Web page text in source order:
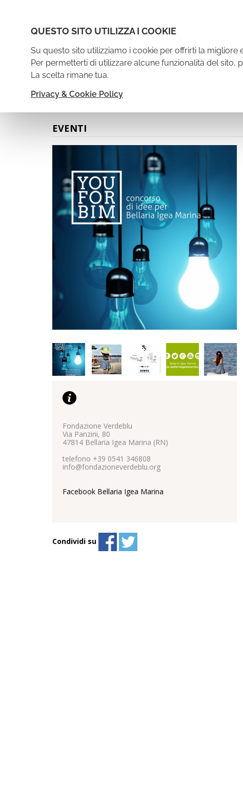
QUESTO SITO UTILIZZA I COOKIE
Su questo sito utilizziamo i cookie per offrirti la migliore
Per permetterti di utilizzare alcune funzionalità del sito,
La scelta rimane tua.
Privacy & Cookie Policy
I cookie necessari
navigazione della
I cookie statistici
trasmettendo
Chi Siamo
HOME BELLARIA IGEA MARINA
EVENTI
Fondazione Verdeblu
Via Panzini, 80
47814 Bellaria Igea Marina (RN)
telefono +39 0541 346808
info@fondazioneverdeblu.org
Facebook Bellaria Igea Marina
Condividi su